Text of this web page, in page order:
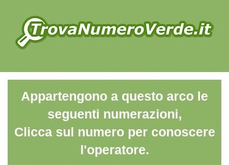
Appartengono a questo arco le
seguenti numerazioni,
Clicca sul numero per conoscere
l'operatore.